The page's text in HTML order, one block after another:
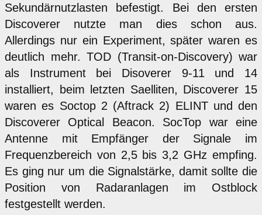
Sekundärnutzlasten befestigt. Bei den ersten
Discoverer nutzte man dies schon aus.
Allerdings nur ein Experiment, später waren es
deutlich mehr. TOD (Transit-on-Discovery) war
als Instrument bei Disoverer 9-11 und 14
installiert, beim letzten Saelliten, Discoverer 15
waren es Soctop 2 (Aftrack 2) ELINT und den
Discoverer Optical Beacon. SocTop war eine
Antenne mit Empfänger der Signale im
Frequenzbereich von 2,5 bis 3,2 GHz empfing.
Es ging nur um die Signalstärke, damit sollte die
Position von Radaranlagen im Ostblock
festgestellt werden.